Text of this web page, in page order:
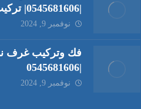
|0545681606| تركيب برجولات
نوفمبر 9, 2024
فك وتركيب غرف
|0545681606
نوفمبر 9, 2024